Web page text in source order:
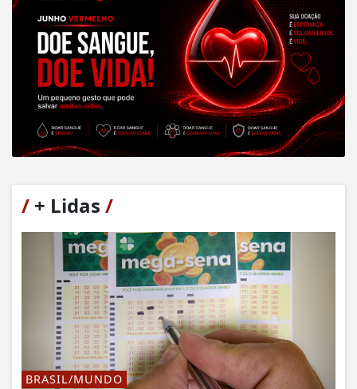
/ + Lidas /
BRASIL/MUNDO